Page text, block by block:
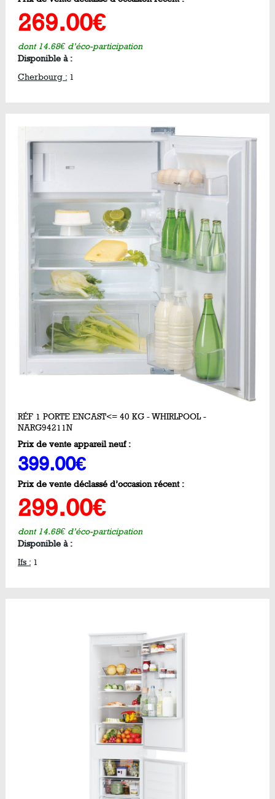
269.00€
dont 14.68€ d’éco-participation
Disponible à :
Cherbourg : 1
RÉF 1 PORTE ENCAST<= 40 KG - WHIRLPOOL -
NARG94211N
Prix de vente appareil neuf :
399.00€
Prix de vente déclassé d’occasion récent :
299.00€
dont 14.68€ d’éco-participation
Disponible à :
Ifs : 1